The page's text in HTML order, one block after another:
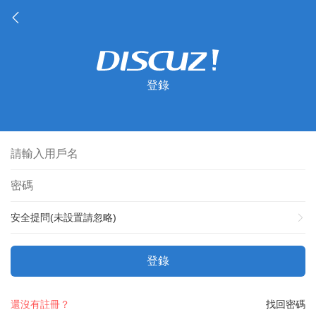
登錄
安全提問(未設置請忽略)
登錄
找回密碼
還沒有註冊？